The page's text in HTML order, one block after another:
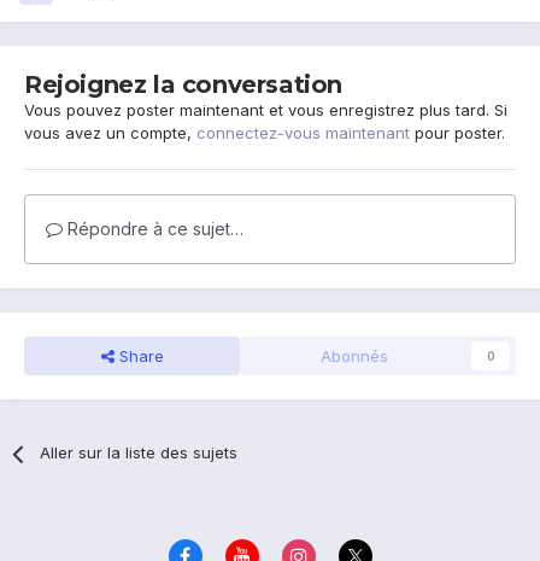
Rejoignez la conversation
Vous pouvez poster maintenant et vous enregistrez plus tard. Si
vous avez un compte, connectez-vous maintenant pour poster.
Répondre à ce sujet…
Share Abonnés 0
Aller sur la liste des sujets